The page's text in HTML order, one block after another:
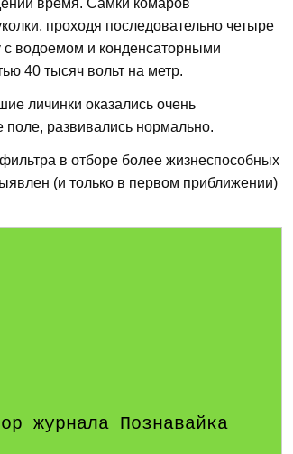
проходя последовательно четыре
с водоемом и конденсаторными
40 тысяч вольт на метр.
личинки оказались очень
поле, развивались нормально.
в отборе более жизнеспособных
(и только в первом приближении)
журнала Познавайка